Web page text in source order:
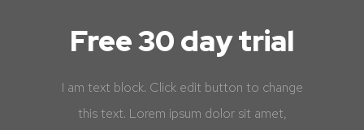
Free 30 day trial
I am text block. Click edit button to change
this text. Lorem ipsum dolor sit amet,